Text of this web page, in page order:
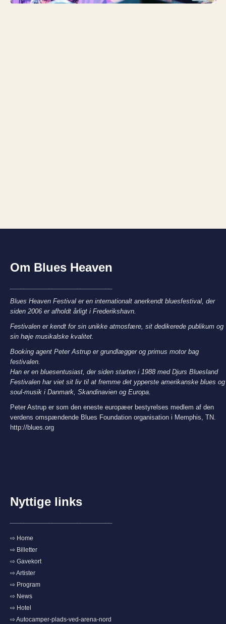
Om Blues Heaven
Blues Heaven Festival er en internationalt anerkendt bluesfestival, der
siden 2006 er afholdt årligt i Frederikshavn.
Festivalen er kendt for sin unikke atmosfære, sit dedikerede publikum og
sin høje musikalske kvalitet.
Booking agent Peter Astrup er grundlægger og primus motor bag
festivalen.
Han er en bluesentusiast, der siden starten i 1988 med Djurs Bluesland
Festivalen har viet sit liv til at fremme det ypperste amerikanske blues og
soul-musik i Danmark, Skandinavien og Europa.
Peter Astrup er som den eneste europæer bestyrelses medlem af den
verdens omspændende Blues Foundation organisation i Memphis, TN.
http://blues.org
Nyttige links
⇨ Home
⇨ Billetter
⇨ Gavekort
⇨ Artister
⇨ Program
⇨ News
⇨ Hotel
⇨ Autocamper-plads-ved-arena-nord